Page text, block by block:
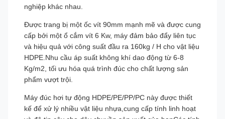
nghiệp khác nhau.
Được trang bị một ốc vít 90mm mạnh mẽ và được cung
cấp bởi một ổ cắm vít 6 Kw, máy đảm bảo đẩy liên tục
và hiệu quả với công suất đầu ra 160kg / H cho vật liệu
HDPE.Nhu cầu áp suất không khí dao động từ 6-8
Kg/m2, tối ưu hóa quá trình đúc cho chất lượng sản
phẩm vượt trội.
Máy đúc hơi tự động HDPE/PE/PP/PC này được thiết
kế để xử lý nhiều vật liệu nhựa,cung cấp tính linh hoạt